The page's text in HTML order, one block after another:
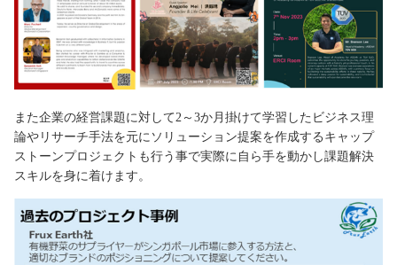
また企業の経営課題に対して2～3か月掛けて学習したビジネス理
論やリサーチ手法を元にソリューション提案を作成するキャップ
ストーンプロジェクトも行う事で実際に自ら手を動かし課題解決
スキルを身に着けます。